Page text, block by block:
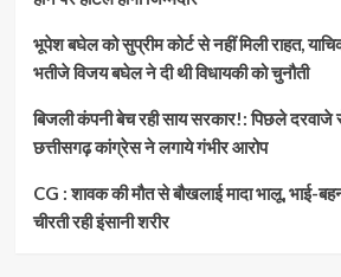
भूपेश बघेल को सुप्रीम कोर्ट से नहीं मिली राहत,
भतीजे विजय बघेल ने दी थी विधायकी को चुनौती
बिजली कंपनी बेच रही साय सरकार!: पिछले दरवाजे
छत्तीसगढ़ कांग्रेस ने लगाये गंभीर आरोप
CG : शावक की मौत से बौखलाई मादा भालू, भाई-
चीरती रही इंसानी शरीर